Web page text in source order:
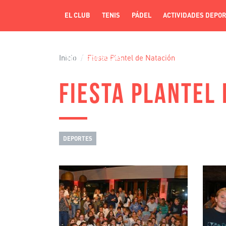
EL CLUB TENIS PÁDEL ACTIVIDADES
ACCESO SOCIOS
Inicio Fiesta Plantel de Natación
FIESTA PLANTEL
DEPORTES